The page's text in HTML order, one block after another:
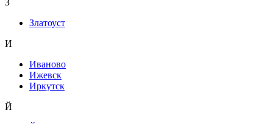
З
Златоуст
И
Иваново
Ижевск
Иркутск
Й